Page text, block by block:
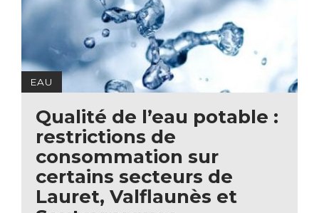
EAU
Qualité de l’eau potable :
restrictions de
consommation sur
certains secteurs de
Lauret, Valflaunès et